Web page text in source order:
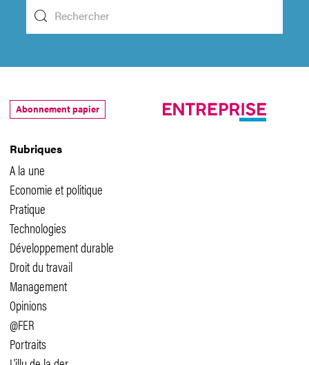
Rubriques
A la une
Economie et politique
Pratique
Technologies
Développement durable
Droit du travail
Management
Opinions
@FER
Portraits
Abonnement papier